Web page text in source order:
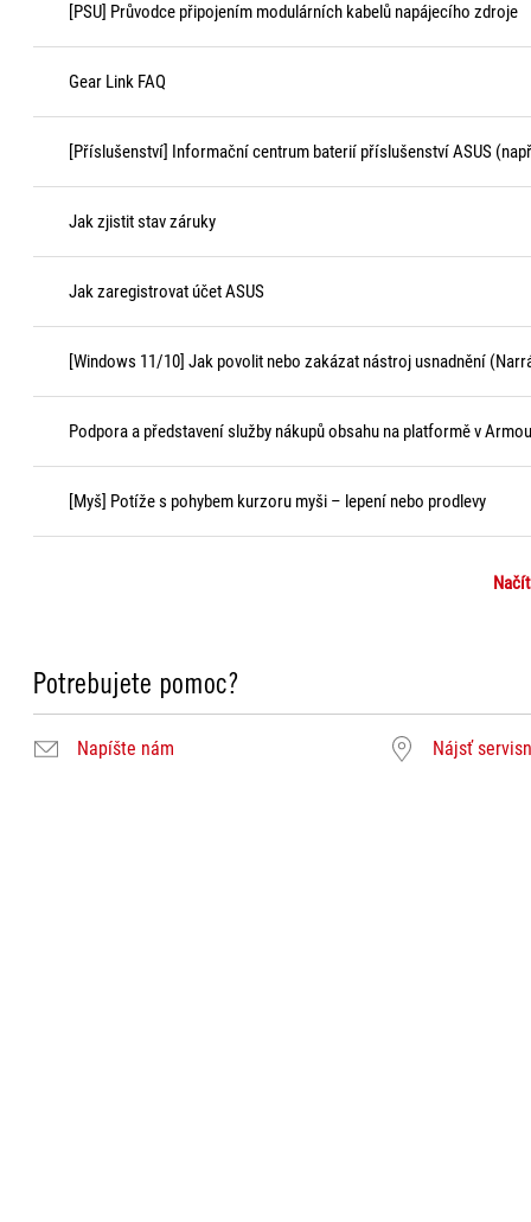
[PSU] Průvodce připojením modulárních kabelů napájecího zdroje
Gear Link FAQ
[Příslušenství] Informační centrum baterií příslušenství ASUS
Jak zjistit stav záruky
Jak zaregistrovat účet ASUS
[Windows 11/10] Jak povolit nebo zakázat nástroj usnadnění
Podpora a představení služby nákupů obsahu na platformě v
[Myš] Potíže s pohybem kurzoru myši – lepení nebo prodlevy
Potrebujete pomoc?
Napíšte nám Nájsť